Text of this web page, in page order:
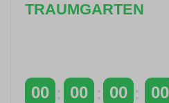
TRAUMGARTEN
00 00 00 00